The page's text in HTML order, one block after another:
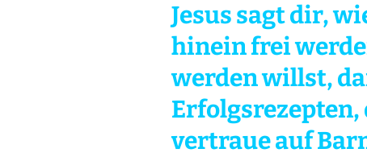
Jesus sagt dir,
hinein frei
werden willst,
vertraue auf